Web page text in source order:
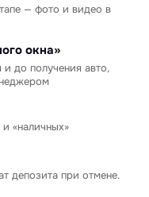
— фото и видео в
окна»
до получения авто,
«наличных»
депозита при отмене.